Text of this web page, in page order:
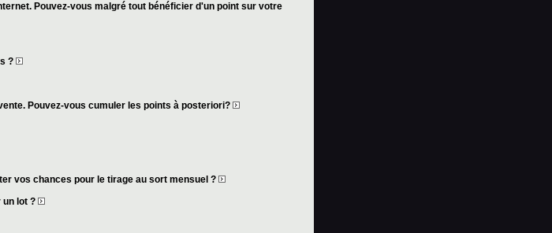
Pouvez-vous malgré tout bénéficier d'un point sur votre
?
Pouvez-vous cumuler les points à posteriori?
vos chances pour le tirage au sort mensuel ?
un lot ?